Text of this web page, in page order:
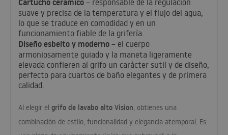
suave y precisa de la temperatura y el flujo del agua,
lo que se traduce en comodidad y en un
funcionamiento fiable de la grifería.
Diseño esbelto y moderno – el cuerpo
armoniosamente guiado y la maneta ligeramente
elevada confieren al grifo un carácter sutil y de diseño,
perfecto para cuartos de baño elegantes y de primera
calidad.
Al elegir el grifo de lavabo alto Vision, obtienes una
combinación de estilo, funcionalidad y elegancia atemporal. Es